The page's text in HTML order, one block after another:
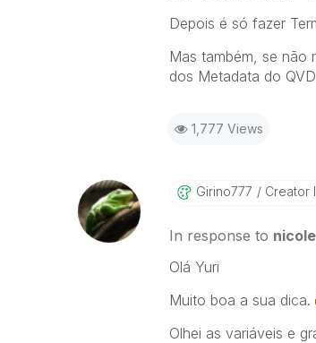
Depois é só fazer
Mas também, se não
dos Metadata do
1,777 Views
Girino777 Creator
In response to
Olá Yuri
Muito boa a sua dica.
Olhei as variáveis e